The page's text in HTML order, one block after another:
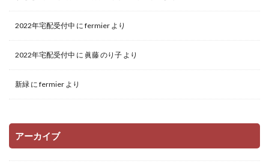
2022年宅配受付中 に fermier より
2022年宅配受付中 に 眞藤 のり子 より
新緑 に fermier より
アーカイブ